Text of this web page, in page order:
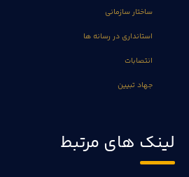
ساختار سازمانی
استانداری در رسانه ها
انتصابات
جهاد تبیین
لینک های مرتبط